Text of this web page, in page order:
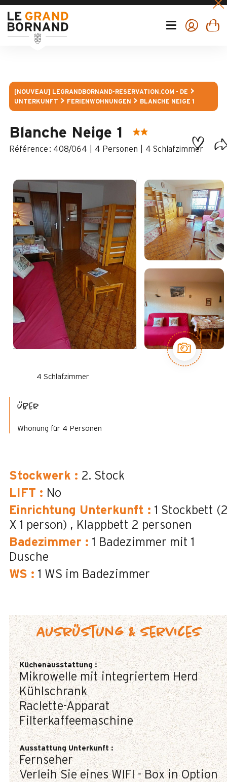
[NOUVEAU] LEGRANDBORNAND-RESERVATION.COM - DE
UNTERKUNFT
FERIENWOHNUNGEN BLANCHE NEIGE 1
Blanche Neige 1
: 408/064 4 Personen 4 Schlafzimmer
4 Schlafzimmer
Über
Whonung für 4 Personen
Stockwerk : 2. Stock
LIFT : No
Einrichtung Unterkunft : 1 Stockbett
X 1 person)
Klappbett 2 personen
Badezimmer : 1 Badezimmer mit 1
Dusche
WS : 1 WS im Badezimmer
Ausrüstung & Services
Küchenausstattung :
Mikrowelle mit integriertem Herd
Kühlschrank
Raclette-Apparat
Filterkaffeemaschine
Ausstattung Unterkunft:
Fernseher
Verleih Sie eines WIFI - Box in Option